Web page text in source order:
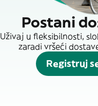
Postani
Uživaj u fleksibilnosti,
zaradi vršeći
Registruj